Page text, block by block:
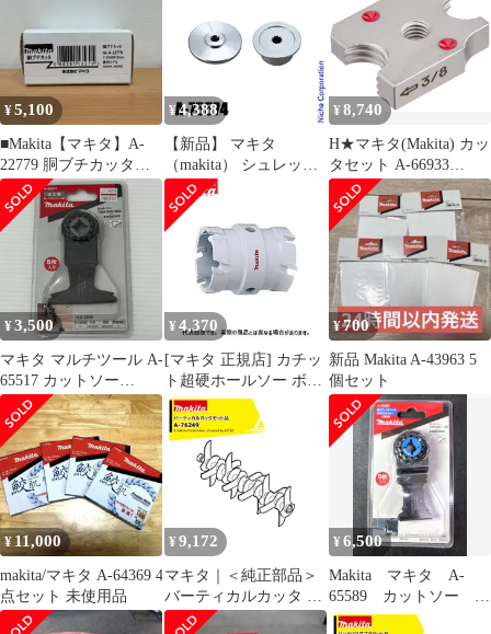
ラフト島根出雲】
¥5,100
■Makita【マキタ】A-
22779 胴ブチカッタ
A25-3073、A25-3074
¥4,388
【新品】 マキタ
（makita） シュレッダ
ーブレード付属セット
品 A-75574
¥8,740
H★マキタ(Makita) カッ
タセット A-66933
dfa2136e
¥3,500
マキタ マルチツール A-
65517 カットソー
TMA055BIM 未開封品
smkogu096539
¥ 4,370
[マキタ 正規店] カチッ
ト超硬ホールソー ボデ
ィのみ 両刃仕様 A-
37150(30mm) A-
37166(31mm) A-
37172(32mm)
¥700
新品 Makita A-43963 5
個セット
¥ 11,000
makita/マキタ A-64369 4
点セット 未使用品
¥ 9,172
マキタ｜＜純正部品＞
バーティカルカッタ A-
76249
¥6,500
Makita マキタ A-
65589 カットソー
TMA061HM